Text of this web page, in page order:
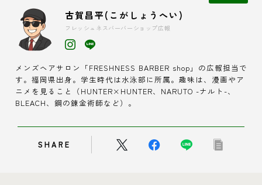
古賀昌平(こがしょうへい)
フレッシュネスバーバーショップ広報
メンズヘアサロン「FRESHNESS BARBER shop」の広報担当で
す。福岡県出身。学生時代は水泳部に所属。趣味は、漫画やア
ニメを見ること（HUNTER×HUNTER、NARUTO -ナルト-、
BLEACH、鋼の錬金術師など）。
SHARE